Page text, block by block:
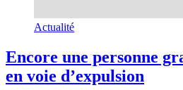
Actualité
Encore une personne
en voie d’expulsion